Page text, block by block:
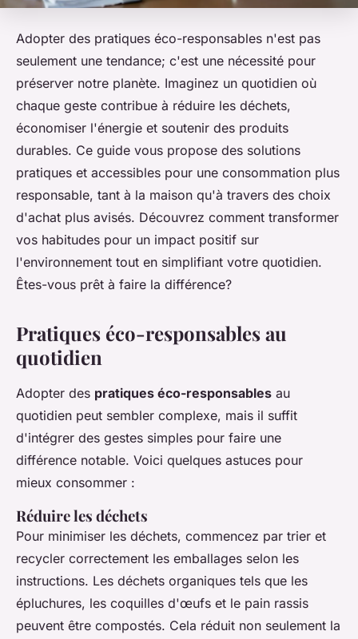
Adopter des pratiques éco-responsables n'est pas
seulement une tendance; c'est une nécessité pour
préserver notre planète. Imaginez un quotidien où
chaque geste contribue à réduire les déchets,
économiser l'énergie et soutenir des produits
durables. Ce guide vous propose des solutions
pratiques et accessibles pour une consommation plus
responsable, tant à la maison qu'à travers des choix
d'achat plus avisés. Découvrez comment transformer
vos habitudes pour un impact positif sur
l'environnement tout en simplifiant votre quotidien.
Êtes-vous prêt à faire la différence?
Pratiques éco-responsables au
quotidien
Adopter des pratiques éco-responsables au
quotidien peut sembler complexe, mais il suffit
d'intégrer des gestes simples pour faire une
différence notable. Voici quelques astuces pour
mieux consommer :
Réduire les déchets
Pour minimiser les déchets, commencez par trier et
recycler correctement les emballages selon les
instructions. Les déchets organiques tels que les
épluchures, les coquilles d'œufs et le pain rassis
peuvent être compostés. Cela réduit non seulement la